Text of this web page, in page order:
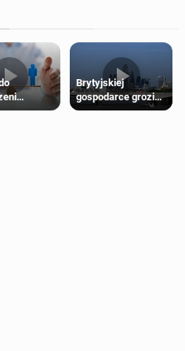
Brytyjskiej
gospodarce grozi
recesja, jeśli